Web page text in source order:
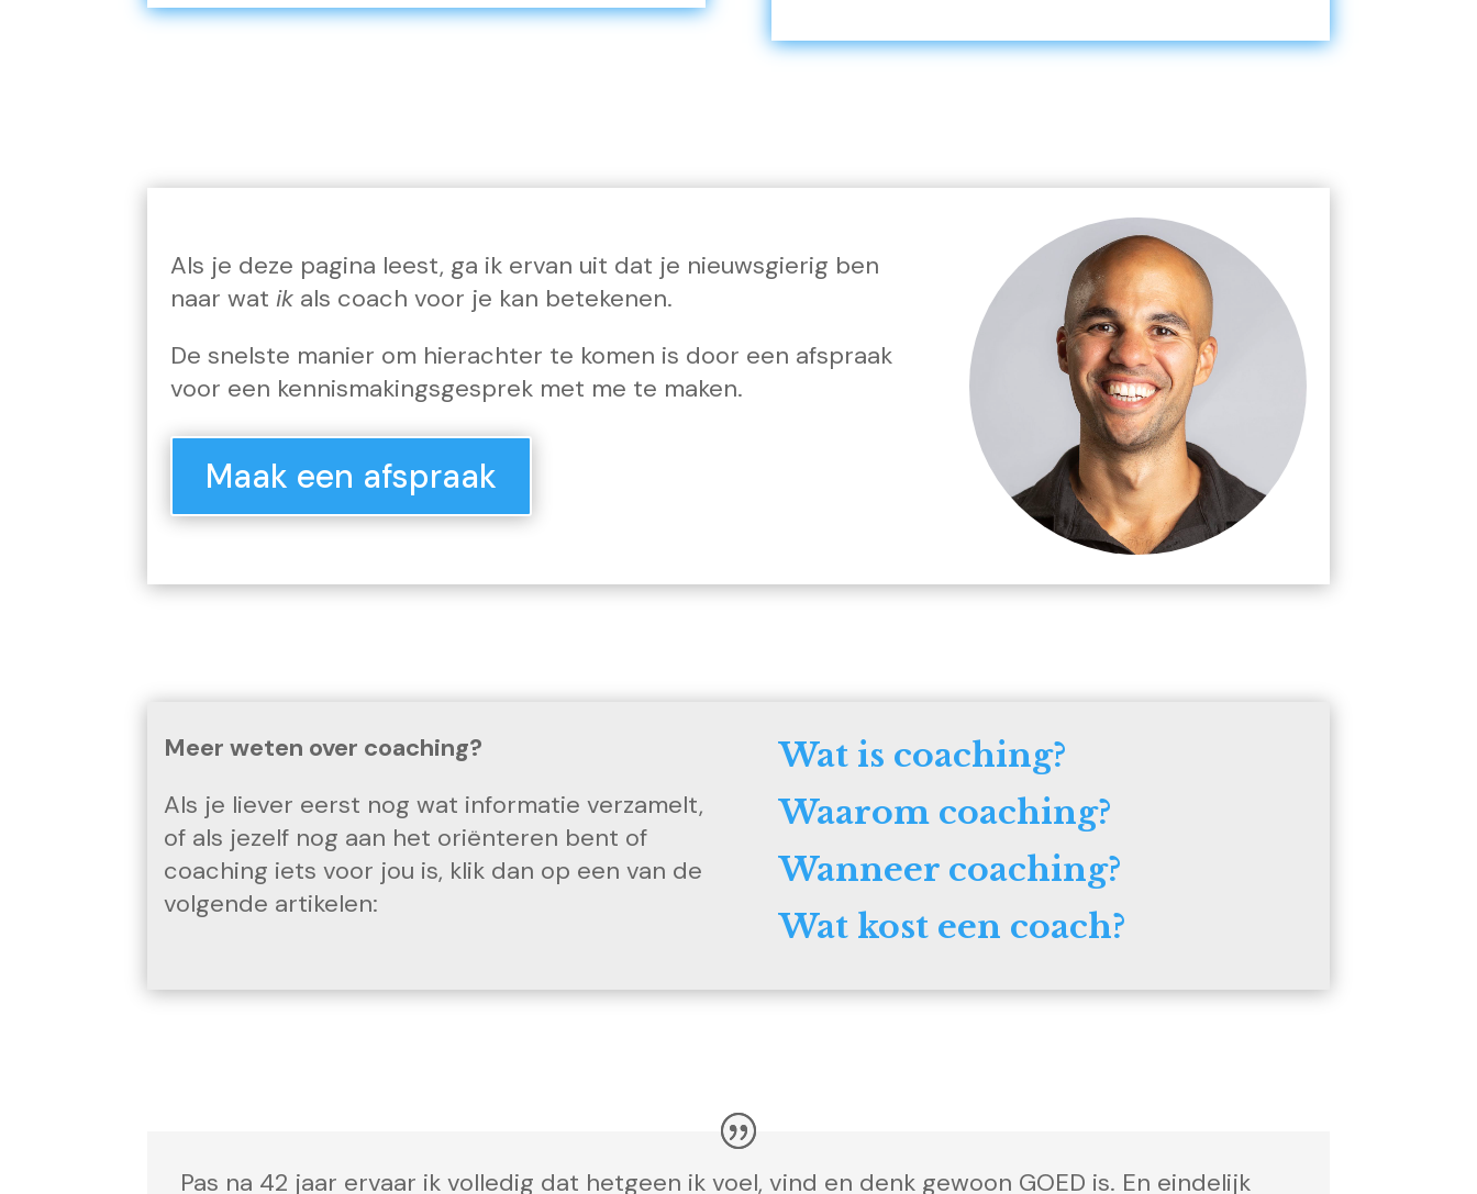
Als je deze pagina leest, ga ik ervan uit dat je nieuwsgierig ben
naar watik als coach voor je kan betekenen.
De snelste manier om hierachter te komen is door een afspraak
voor een kennismakingsgesprek met me te maken.
Maak een afspraak
Meer weten over coaching?
Als je liever eerst nog wat informatie verzamelt,
of als jezelf nog aan het oriënteren bent of
coaching iets voor jou is, klik dan op een van de
volgende artikelen:
Wat is coaching?
Waarom coaching?
Wanneer coaching?
Wat kost een coach?
Pas na 42 jaar ervaar ik volledig dat hetgeen ik voel, vind en denk gewoon GOED is. En eindelijk